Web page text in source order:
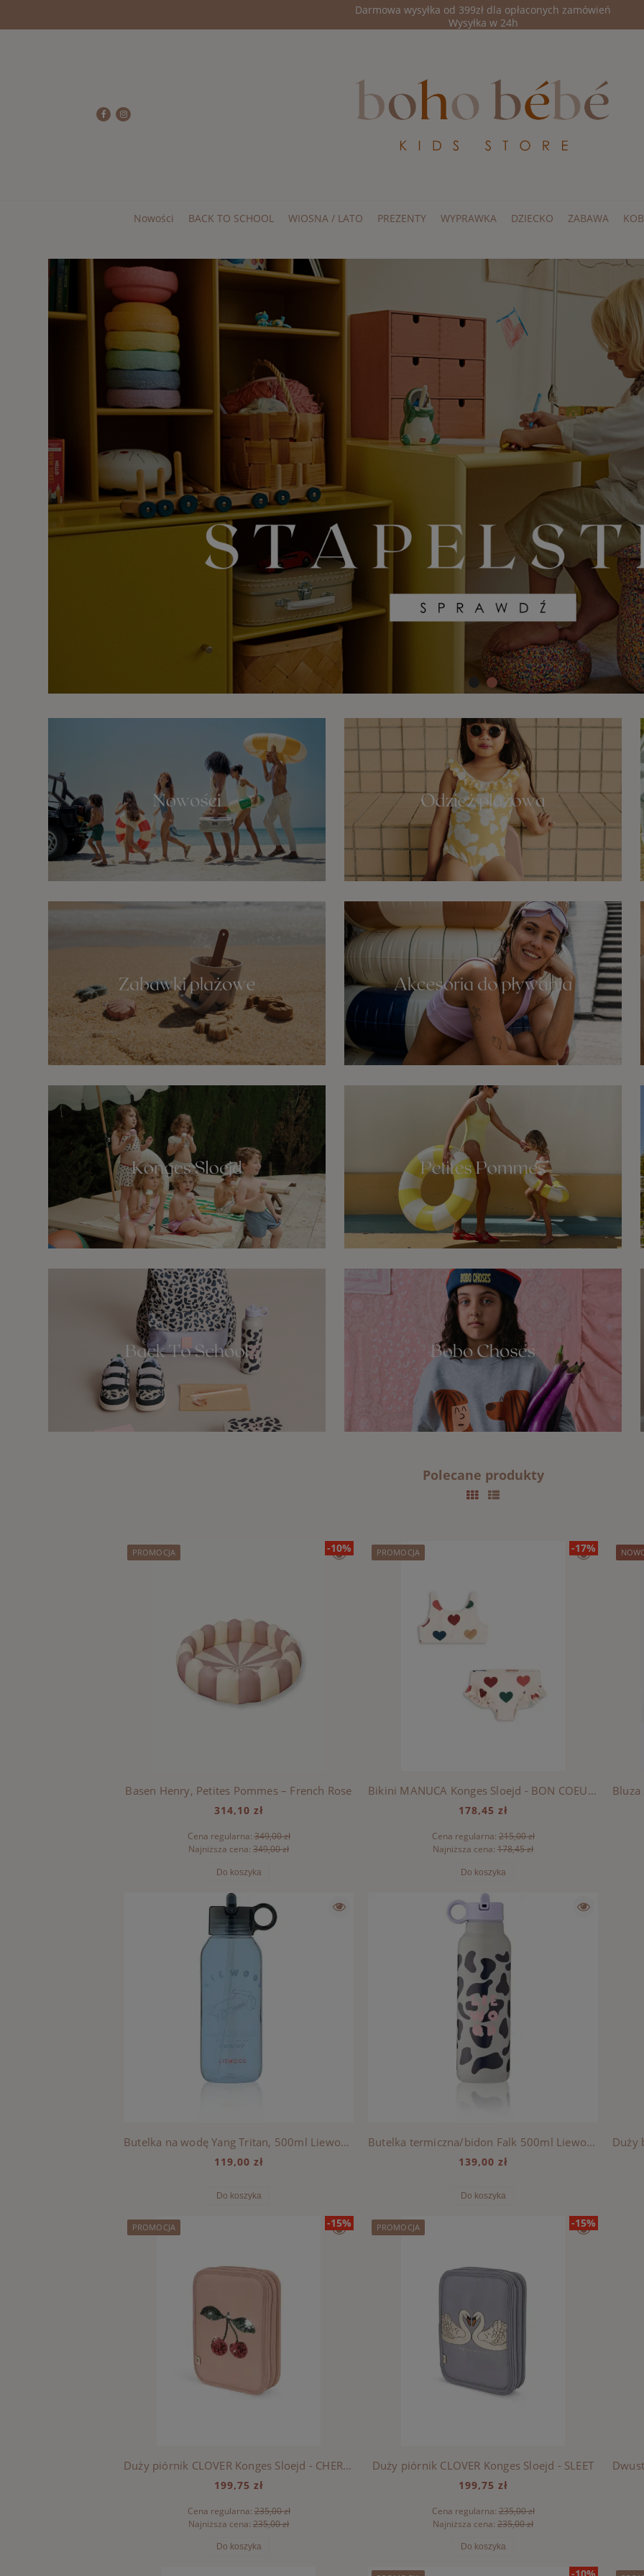
Darmowa wysyłka od 399zł dla opłaconych zamówień
Wysyłka w 24h
Nowości BACK TO SCHOOL WIOSNA / LATO PREZENTY WYPRAWKA DZIECKO ZABAWA
Polecane produkty
-10%
Basen Henry, Petites Pommes – French Rose
314,10 zł
Cena regularna:349,00 zł
Najniższa cena: 349,00 zł
Do koszyka
PROMOCJA -17%
Bikini MANUCA Konges Sloejd - BON COEUR COLORÉ
178,45 zł
Cena regularna:215,00 zł
Najniższa cena: 178,45 zł
Do koszyka
PROMOCJA
Butelka na wodę Yang Tritan, 500ml Liewood - RACE CARS / CLASSIC NAVY
119,00 zł
Do koszyka
Butelka termiczna/bidon Falk 500ml Liewood - MEGA LEO MIST
139,00 zł
Do koszyka
-15%
Duży piórnik CLOVER Konges Sloejd - CHERRY
199,75 zł
Cena regularna:235,00 zł
Najniższa cena: 235,00 zł
Do koszyka
PROMOCJA -15%
Duży piórnik CLOVER Konges Sloejd - SLEET
199,75 zł
Cena regularna:235,00 zł
Najniższa cena: 235,00 zł
Do koszyka
PROMOCJA